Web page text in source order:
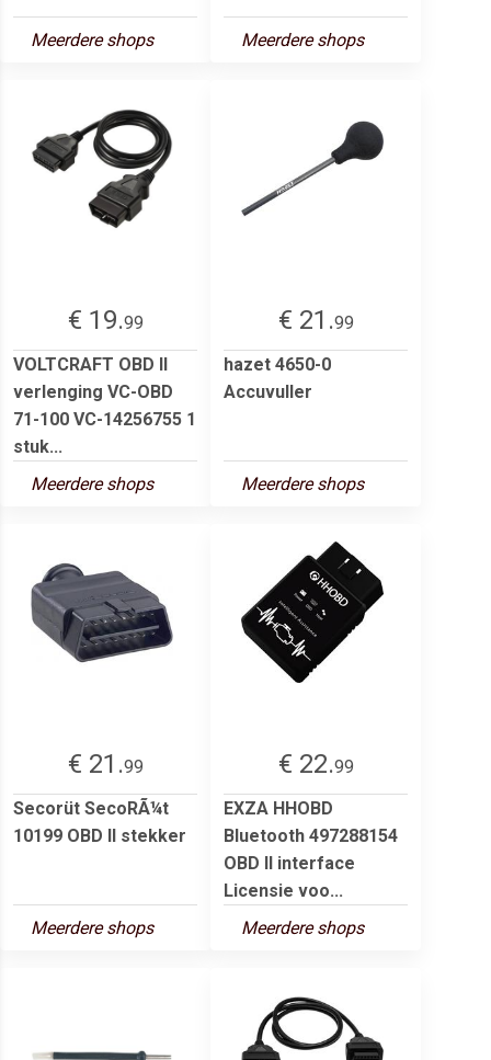
Meerdere shops Meerdere shops
€ 19.99
VOLTCRAFT OBD II
verlenging VC-OBD
71-100 VC-14256755 1
stuk...
Meerdere shops
€ 21.99
hazet 4650-0
Accuvuller
Meerdere shops
€ 21.99
Secorüt SecoRÃ¼t
10199 OBD II stekker
Meerdere shops
€ 22.99
EXZA HHOBD
Bluetooth 497288154
OBD II interface
Licensie voo...
Meerdere shops